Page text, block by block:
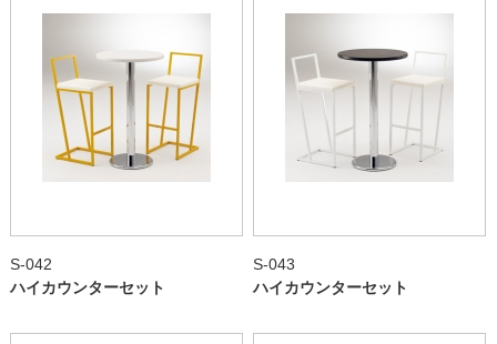
S-042
ハイカウンターセット
S-043
ハイカウンターセット